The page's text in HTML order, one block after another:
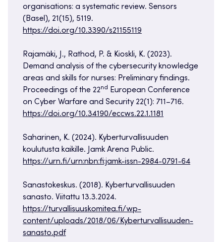
organisations: a systematic review. Sensors
(Basel), 21(15), 5119.
https://doi.org/10.3390/s21155119
Rajamäki, J., Rathod, P. & Kioskli, K. (2023).
Demand analysis of the cybersecurity knowledge
areas and skills for nurses: Preliminary findings.
Proceedings of the 22nd
European Conference
on Cyber Warfare and Security 22(1): 711–716.
https://doi.org/10.34190/eccws.22.1.1181
Saharinen, K. (2024). Kyberturvallisuuden
koulutusta kaikille. Jamk Arena Public.
https://urn.fi/urn:nbn:fi:jamk-issn-2984-0791-64
Sanastokeskus. (2018). Kyberturvallisuuden
sanasto. Viitattu 13.3.2024.
https://turvallisuuskomitea.fi/wp-
content/uploads/2018/06/Kyberturvallisuuden-
sanasto.pdf